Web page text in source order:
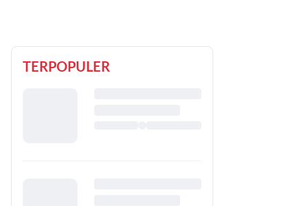
TERPOPULER